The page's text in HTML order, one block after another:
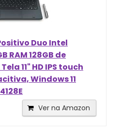
Duo Intel
RAM 128GB de
11" HD IPS touch
Windows 11
Ver na Amazon